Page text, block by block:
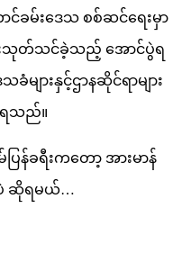
င်ခမ်းဒေသ စစ်ဆင်ရေးမှာ
န်းသုတ်သင်ခဲ့သည့် အောင်ပွဲရ
ခံများနှင့်ဌာနဆိုင်ရာများ
ရသည်။
န်ခရီးကတော့ အားမာန်
ဆိုရမယ်…